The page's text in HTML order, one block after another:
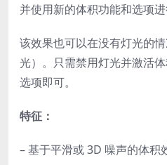
并使用新的体积功能和选项进
该效果也可以在没有灯光的
光）。只需禁用灯光并激活
选项即可。
特征：
– 基于平滑或 3D 噪声的体积